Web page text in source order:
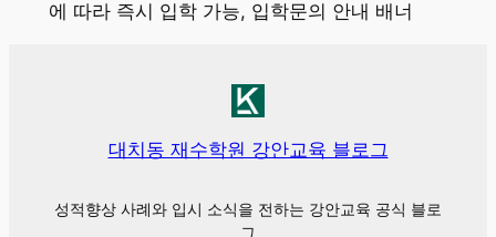
대치동 재수학원 강안교육 블로그
성적향상 사례와 입시 소식을 전하는 강안교육 공식 블로
그